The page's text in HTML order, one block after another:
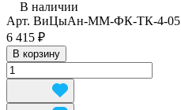
В наличии
Арт. ВиЦыАн-ММ-ФК-ТК-4-05
6 415 ₽
В корзину